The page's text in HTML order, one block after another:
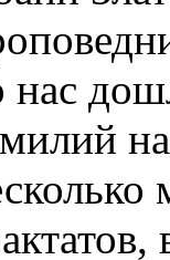
нас